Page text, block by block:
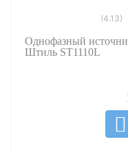
(4.13)
Однофазный
Штиль ST1110L